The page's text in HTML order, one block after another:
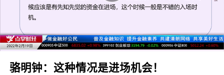
骆明钟：这种情况是进场机会！